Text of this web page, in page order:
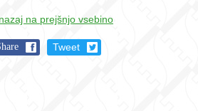
na prejšnjo vsebino
Tweet